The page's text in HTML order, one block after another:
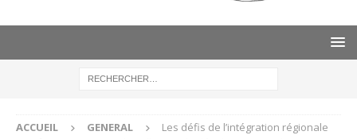
ACCUEIL GENERAL
Les défis de l’intégration régionale